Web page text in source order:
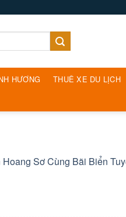
HƯƠNG THUÊ XE DU LỊCH
Sơ Cùng Bãi Biển